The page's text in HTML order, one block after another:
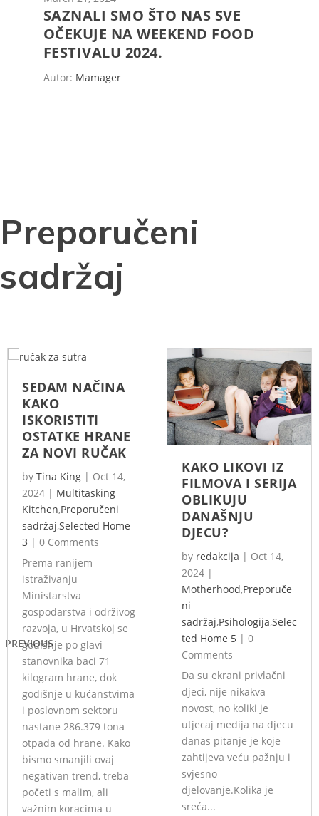
SAZNALI SMO ŠTO NAS SVE
OČEKUJE NA WEEKEND FOOD
FESTIVALU 2024.
Autor: Mamager
Preporučeni
sadržaj
PREVIOUS
SEDAM NAČINA
KAKO
ISKORISTITI
OSTATKE HRANE
ZA NOVI RUČAK
by Tina King | Oct 14,
2024 | Multitasking
Kitchen,Preporučeni
sadržaj,Selected Home
3 | 0 Comments
Prema ranijem
istraživanju
Ministarstva
gospodarstva i održivog
razvoja, u Hrvatskoj se
godišnje po glavi
stanovnika baci 71
kilogram hrane, dok
godišnje u kućanstvima
i poslovnom sektoru
nastane 286.379 tona
otpada od hrane. Kako
bismo smanjili ovaj
negativan trend, treba
početi s malim, ali
važnim koracima u
KAKO LIKOVI IZ
FILMOVA I SERIJA
OBLIKUJU
DANAŠNJU
DJECU?
by redakcija | Oct 14,
2024 |
Motherhood,Preporuče
ni
sadržaj,Psihologija,Selec
ted Home 5 | 0
Comments
Da su ekrani privlačni
djeci, nije nikakva
novost, no koliki je
utjecaj medija na djecu
danas pitanje je koje
zahtijeva veću pažnju i
svjesno
djelovanje.Kolika je
sreća...